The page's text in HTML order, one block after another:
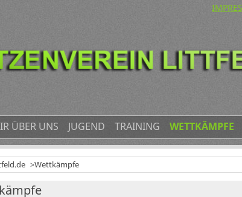
ÜBER UNS JUGEND TRAINING WETTKÄMPFE
Wettkämpfe